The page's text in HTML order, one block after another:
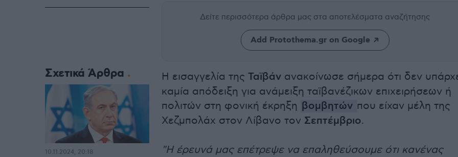
Δείτε περισσότερα άρθρα μας στα αποτελέσματα αναζήτησης
Add Protothema.gr on Google
Η εισαγγελία της Ταϊβάν ανακοίνωσε σήμερα ότι δεν
καμία απόδειξη για ανάμειξη ταϊβανέζικων επιχειρήσεων ή
πολιτών στη φονική έκρηξη βομβητών που είχαν μέλη της
Χεζμπολάχ στον Λίβανο τον Σεπτέμβριο.
"Η έρευνά μας επέτρεψε να επαληθεύσουμε ότι κανένας
Σχετικά Άρθρα
10.11.2024, 20:18